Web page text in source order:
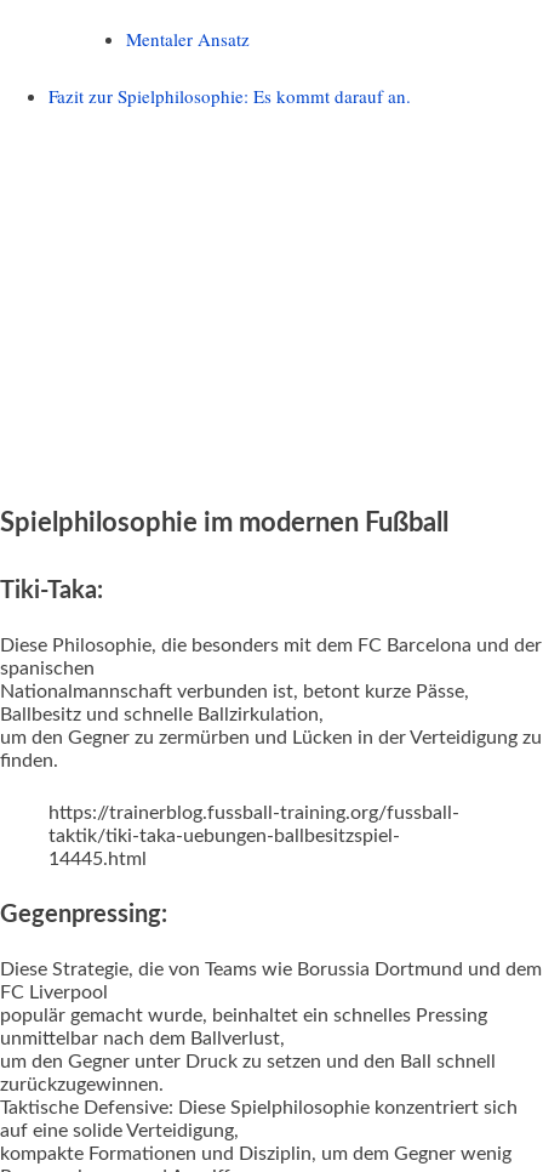
Mentaler Ansatz
Fazit zur Spielphilosophie: Es kommt darauf an.
Spielphilosophie im modernen Fußball
Tiki-Taka:
Diese Philosophie, die besonders mit dem FC Barcelona und der
spanischen
Nationalmannschaft verbunden ist, betont kurze Pässe,
Ballbesitz und schnelle Ballzirkulation,
um den Gegner zu zermürben und Lücken in der Verteidigung zu
finden.
https://trainerblog.fussball-training.org/fussball-
taktik/tiki-taka-uebungen-ballbesitzspiel-
14445.html
Gegenpressing:
Diese Strategie, die von Teams wie Borussia Dortmund und dem
FC Liverpool
populär gemacht wurde, beinhaltet ein schnelles Pressing
unmittelbar nach dem Ballverlust,
um den Gegner unter Druck zu setzen und den Ball schnell
zurückzugewinnen.
Taktische Defensive: Diese Spielphilosophie konzentriert sich
auf eine solide Verteidigung,
kompakte Formationen und Disziplin, um dem Gegner wenig